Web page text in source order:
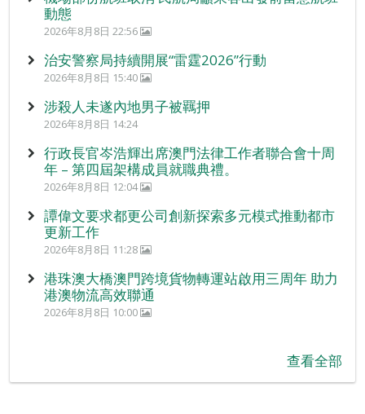
動態
2026年8月8日 22:56
治安警察局持續開展“雷霆2026”行動
2026年8月8日 15:40
涉殺人未遂內地男子被羈押
2026年8月8日 14:24
行政長官岑浩輝出席澳門法律工作者聯合會十周
年 – 第四屆架構成員就職典禮。
2026年8月8日 12:04
譚偉文要求都更公司創新探索多元模式推動都市
更新工作
2026年8月8日 11:28
港珠澳大橋澳門跨境貨物轉運站啟用三周年 助力
港澳物流高效聯通
2026年8月8日 10:00
查看全部